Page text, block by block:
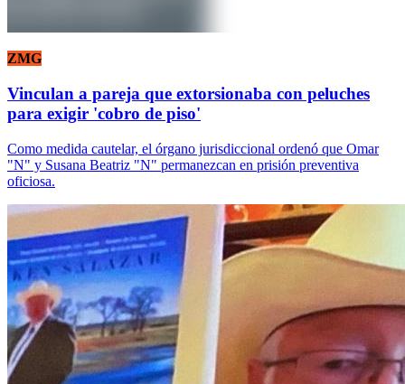
ZMG
Vinculan a pareja que extorsionaba con peluches
para exigir 'cobro de piso'
Como medida cautelar, el órgano jurisdiccional ordenó que Omar
"N" y Susana Beatriz "N" permanezcan en prisión preventiva
oficiosa.